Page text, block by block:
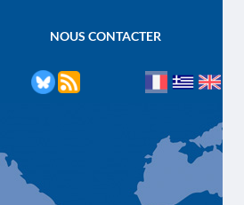
NOUS CONTACTER